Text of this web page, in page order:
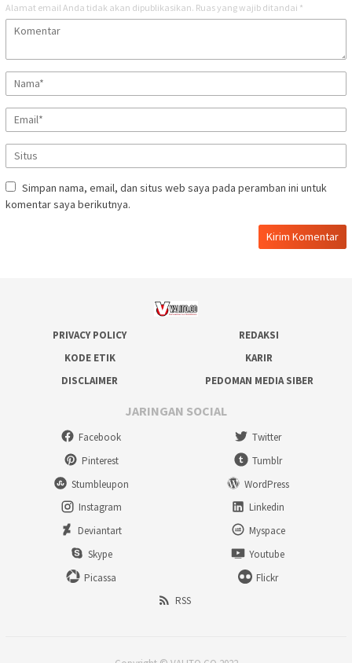
Alamat email Anda tidak akan dipublikasikan. Ruas yang wajib ditandai *
Simpan nama, email, dan situs web saya pada peramban ini untuk
komentar saya berikutnya.
PRIVACY POLICY
REDAKSI
KODE ETIK
KARIR
DISCLAIMER
PEDOMAN MEDIA SIBER
JARINGAN SOCIAL
Facebook
Twitter
Pinterest
Tumblr
Stumbleupon
WordPress
Instagram
Linkedin
Deviantart
Myspace
Skype
Youtube
Picassa
Flickr
RSS